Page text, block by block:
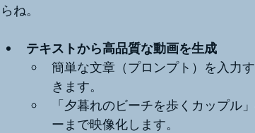
らね。
テキストから高品質な動画を生成
簡単な文章（プロンプト）を入力
きます。
「夕暮れのビーチを歩くカップル
ーまで映像化します。